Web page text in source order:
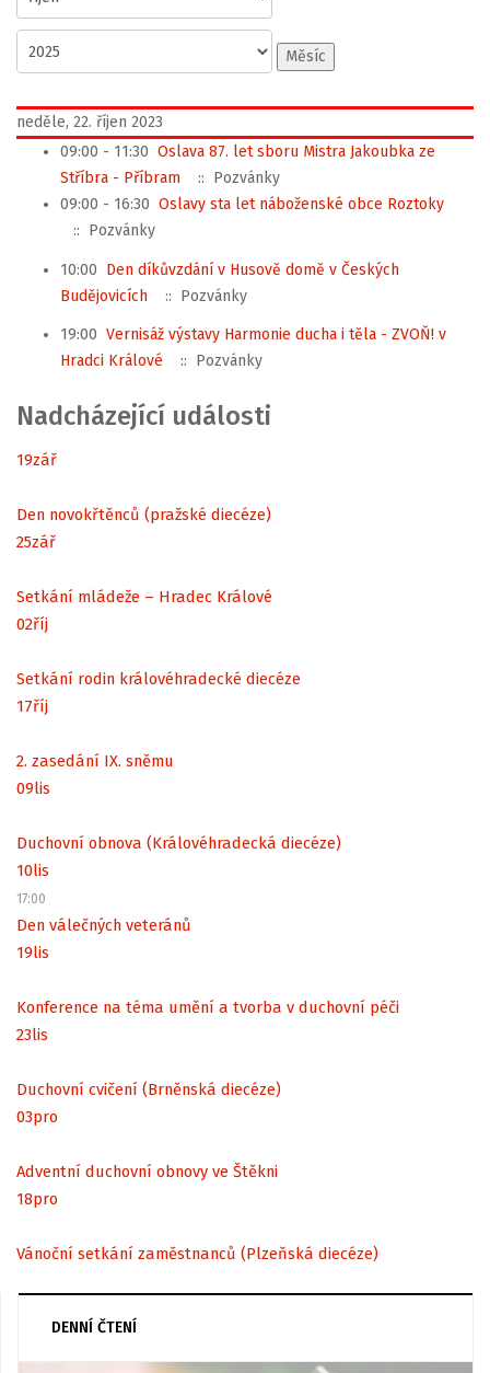
Měsíc
neděle, 22. říjen 2023
09:00 - 11:30 Oslava 87. let sboru Mistra Jakoubka ze
Stříbra - Příbram
:: Pozvánky
09:00 - 16:30 Oslavy sta let náboženské obce Roztoky
:: Pozvánky
10:00 Den díkůvzdání v Husově domě v Českých
Budějovicích
:: Pozvánky
19:00 Vernisáž výstavy Harmonie ducha i těla - ZVOŇ! v
Hradci Králové
:: Pozvánky
Nadcházející události
19zář
Den novokřtěnců (pražské diecéze)
25zář
Setkání mládeže – Hradec Králové
02říj
Setkání rodin královéhradecké diecéze
17říj
2. zasedání IX. sněmu
09lis
Duchovní obnova (Královéhradecká diecéze)
10lis
17:00
Den válečných veteránů
19lis
Konference na téma umění a tvorba v duchovní péči
23lis
Duchovní cvičení (Brněnská diecéze)
03pro
Adventní duchovní obnovy ve Štěkni
18pro
Vánoční setkání zaměstnanců (Plzeňská diecéze)
DENNÍ ČTENÍ